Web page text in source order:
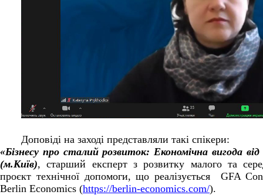
Доповіді на заході представляли такі спікери:
«Бізнесу про сталий розвиток: Економічна
(м.Київ), старший експерт з розвитку малого та
проєкт технічної допомоги, що реалізується GFA
Berlin Economics (https://berlin-economics.com/).